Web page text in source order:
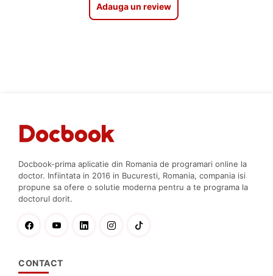
Adauga un review
Docbook-prima aplicatie din Romania de programari online la
doctor. Infiintata in 2016 in Bucuresti, Romania, compania isi
propune sa ofere o solutie moderna pentru a te programa la
doctorul dorit.
CONTACT